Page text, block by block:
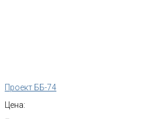
Проект ББ-74
Цена: